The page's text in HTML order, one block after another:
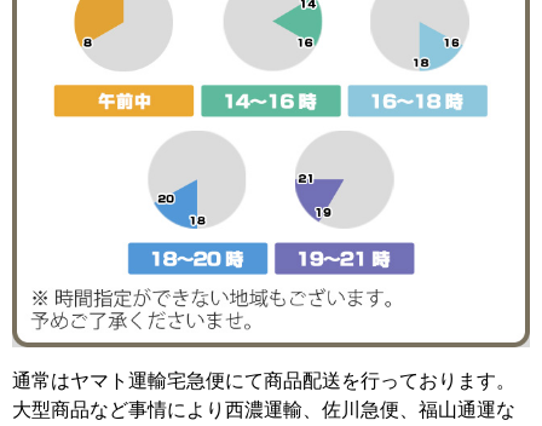
通常はヤマト運輸宅急便にて商品配送を行っております。
大型商品など事情により西濃運輸、佐川急便、福山通運な